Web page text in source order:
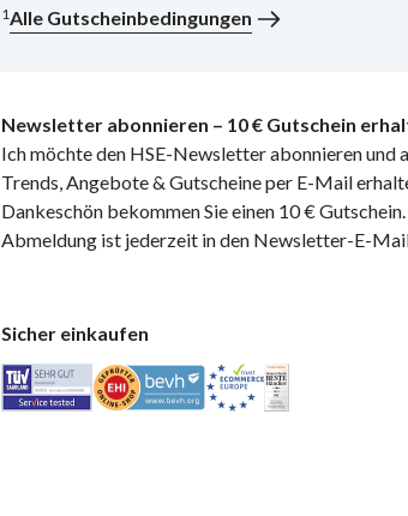
1Alle Gutscheinbedingungen
Newsletter abonnieren – 10 € Gutschein
Ich möchte den HSE-Newsletter abonnieren und
Trends, Angebote & Gutscheine per E-Mail
Dankeschön bekommen Sie einen 10 € Gutschein.
Abmeldung ist jederzeit in den Newsletter-E-
Sicher einkaufen